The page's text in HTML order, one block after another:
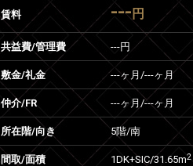
賃料 --- 円
共益費/管理費 ---円
敷金/礼金 ---ヶ月 /---ヶ月
仲介/FR ---ヶ月 /---ヶ月
所在階/向き 5階/南
間取/面積 1DK+SIC/31.65m2